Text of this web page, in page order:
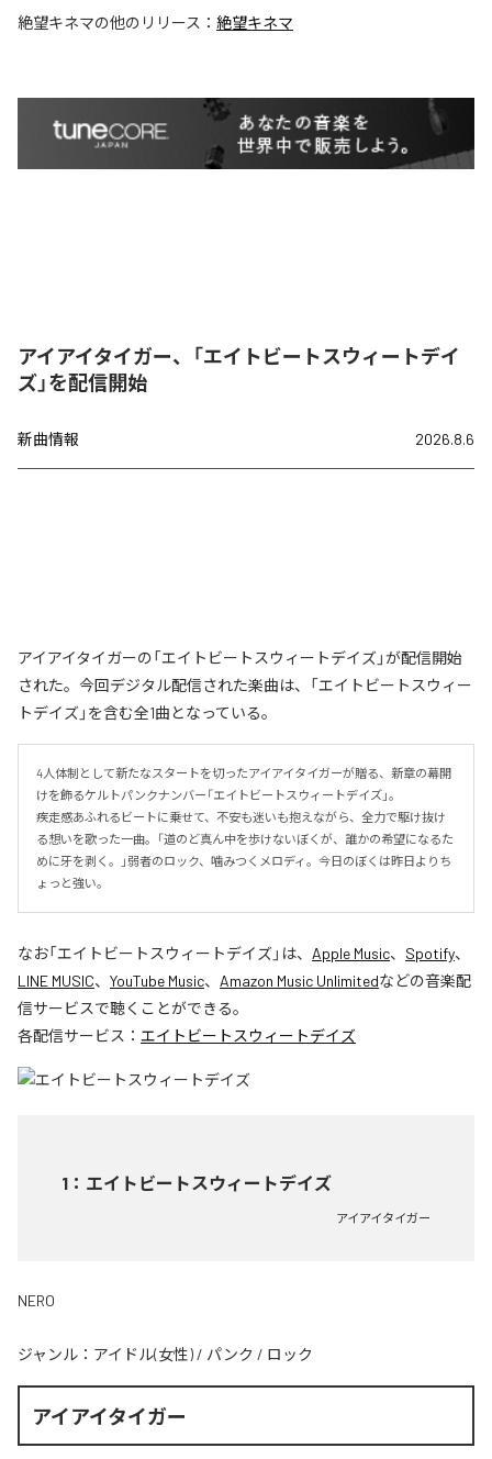
絶望キネマの他のリリース： 絶望キネマ
アイアイタイガー、「エイトビートスウィートデイ
ズ」を配信開始
新曲情報 2026.8.6
アイアイタイガーの「エイトビートスウィートデイズ」が配信開始
された。今回デジタル配信された楽曲は、「エイトビートスウィー
トデイズ」を含む全1曲となっている。
4人体制として新たなスタートを切ったアイアイタイガーが贈る、新章の幕開
けを飾るケルトパンクナンバー「エイトビートスウィートデイズ」。
疾走感あふれるビートに乗せて、不安も迷いも抱えながら、全力で駆け抜け
る想いを歌った一曲。「道のど真ん中を歩けないぼくが、誰かの希望になるた
めに牙を剥く。」弱者のロック、噛みつくメロディ。今日のぼくは昨日よりち
ょっと強い。
なお「エイトビートスウィートデイズ」は、 Apple Music、 Spotify、
LINE MUSIC、 YouTube Music、 Amazon Music Unlimitedなどの音楽配
信サービスで聴くことができる。
各配信サービス： エイトビートスウィートデイズ
1 ： エイトビートスウィートデイズ
アイアイタイガー
NERO
ジャンル： アイドル(女性) / パンク / ロック
アイアイタイガー